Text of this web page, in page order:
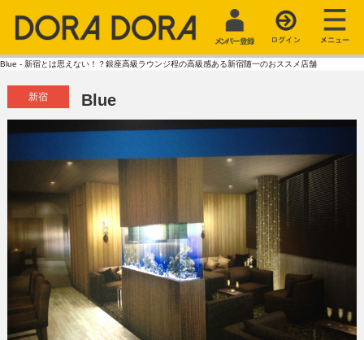
Blue - 新宿とは思えない！？銀座高級ラウンジ程の高級感ある新宿随一のおススメ店舗
新宿 Blue